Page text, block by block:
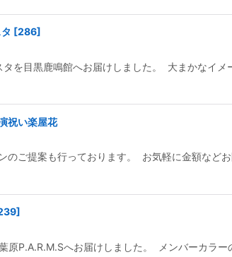
絞り込む
[286]
を目黒鹿鳴館へお届けしました。 大まかなイメ
祝い楽屋花
のご提案も行っております。 お気軽に金額など
]
原P.A.R.M.Sへお届けしました。 メンバーカラ